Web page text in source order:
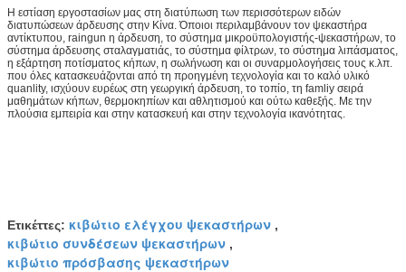
Η εστίαση εργοστασίων μας στη διατύπωση των περισσότερων ειδών
διατυπώσεων άρδευσης στην Κίνα. Όποιοι περιλαμβάνουν τον ψεκαστήρα
αντίκτυπου, raingun η άρδευση, το σύστημα μικροϋπολογιστής-ψεκαστήρων, το
σύστημα άρδευσης σταλαγματιάς, το σύστημα φίλτρων, το σύστημα λιπάσματος,
η εξάρτηση ποτίσματος κήπων, η σωλήνωση και οι συναρμολογήσεις τους κ.λπ.
που όλες κατασκευάζονται από τη προηγμένη τεχνολογία και το καλό υλικό
quanlity, ισχύουν ευρέως στη γεωργική άρδευση, το τοπίο, τη famliy σειρά
μαθημάτων κήπων, θερμοκηπίων και αθλητισμού και ούτω καθεξής. Με την
πλούσια εμπειρία και στην κατασκευή και στην τεχνολογία ικανότητας.
Ετικέττες: κιβώτιο ελέγχου ψεκαστήρων ,
κιβώτιο συνδέσεων ψεκαστήρων ,
κιβώτιο πρόσβασης ψεκαστήρων